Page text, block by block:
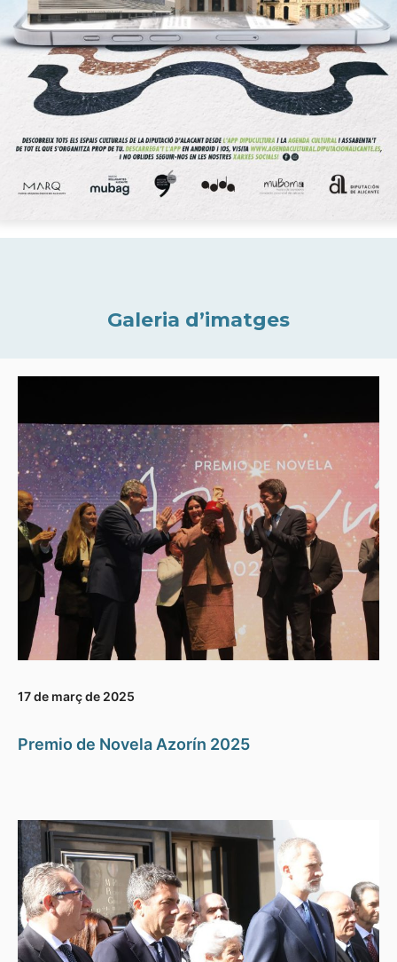
Galeria d’imatges
17 de març de 2025
Premio de Novela Azorín 2025